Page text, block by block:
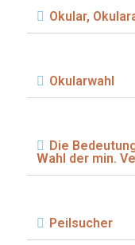
Okular,
Okularwahl
Die
Wahl der min.
Peilsucher